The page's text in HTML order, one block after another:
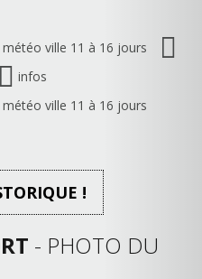
météo ville 11 à 16 jours
infos
météo ville 11 à 16 jours
!
- PHOTO DU